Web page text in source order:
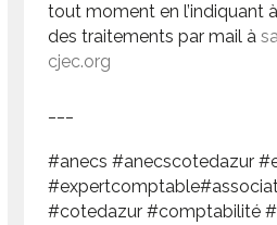
tout moment en l’indiquant
des traitements par mail à
cjec.org
#anecs #anecscotedazur
#cotedazur #comptabilité